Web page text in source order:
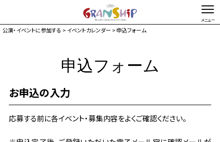
総合TOP お問い合わせ・ご意見 Foreign language
イベントカレンダー
チケット購入
施設ガイド
来館案内
公演・イベントに参加する >イベントカレンダー > 申込フォーム
申込フォーム
お申込の入力
応募する前に各イベント・募集内容をよくご確認ください。